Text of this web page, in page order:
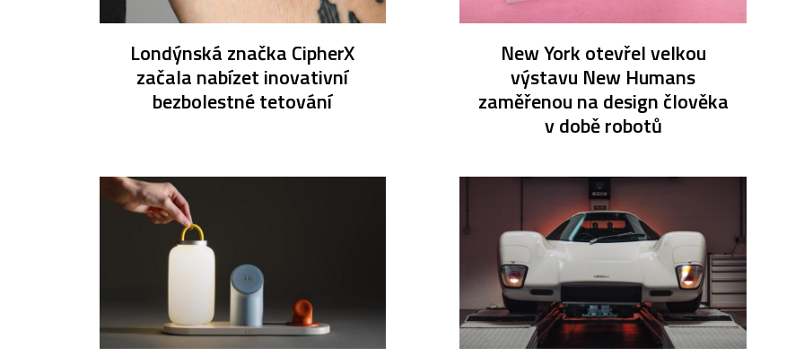
Londýnská značka CipherX
začala nabízet inovativní
bezbolestné tetování
New York otevřel velkou
výstavu New Humans
zaměřenou na design člověka
v době robotů